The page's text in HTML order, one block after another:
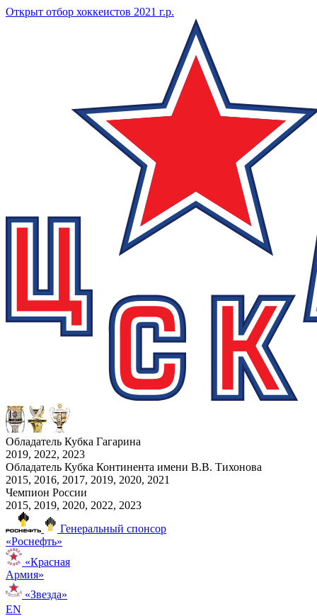
Открыт отбор хоккеистов 2021 г.р.
Обладатель Кубка Гагарина
2019, 2022, 2023
Обладатель Кубка Континента имени В.В. Тихонова
2015, 2016, 2017, 2019, 2020, 2021
Чемпион России
2015, 2019, 2020, 2022, 2023
Генеральный спонсор
«Роснефть»
«Красная
Армия»
«Звезда»
EN